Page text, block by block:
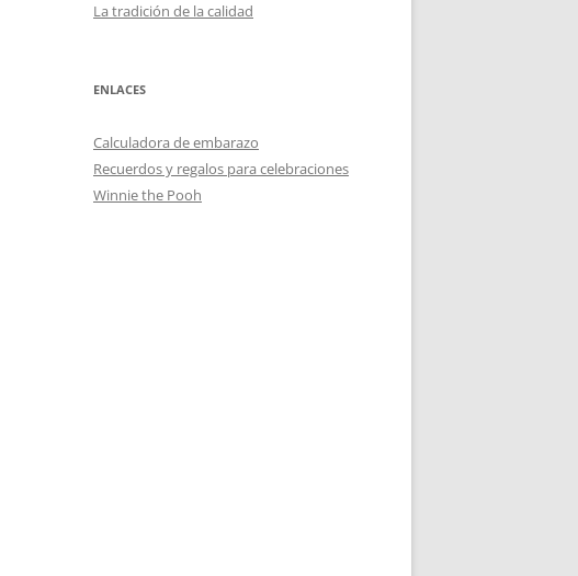
La tradición de la calidad
ENLACES
Calculadora de embarazo
Recuerdos y regalos para celebraciones
Winnie the Pooh